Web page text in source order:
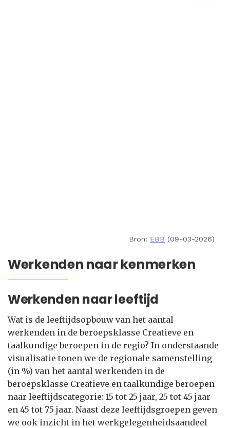
Bron: EBB (09-03-2026)
Werkenden naar kenmerken
Werkenden naar leeftijd
Wat is de leeftijdsopbouw van het aantal
werkenden in de beroepsklasse Creatieve en
taalkundige beroepen in de regio? In onderstaande
visualisatie tonen we de regionale samenstelling
(in %) van het aantal werkenden in de
beroepsklasse Creatieve en taalkundige beroepen
naar leeftijdscategorie: 15 tot 25 jaar, 25 tot 45 jaar
en 45 tot 75 jaar. Naast deze leeftijdsgroepen geven
we ook inzicht in het werkgelegenheidsaandeel